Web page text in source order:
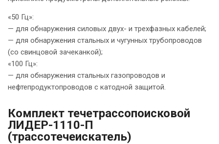
«50 Гц»:
— для обнаружения силовых двух- и трехфазных кабелей;
— для обнаружения стальных и чугунных трубопроводов
(со свинцовой зачеканкой);
«100 Гц»:
— для обнаружения стальных газопроводов и
нефтепродуктопроводов с катодной защитой.
Комплект течетрассопоисковой
ЛИДЕР-1110-П
(трассотечеискатель)